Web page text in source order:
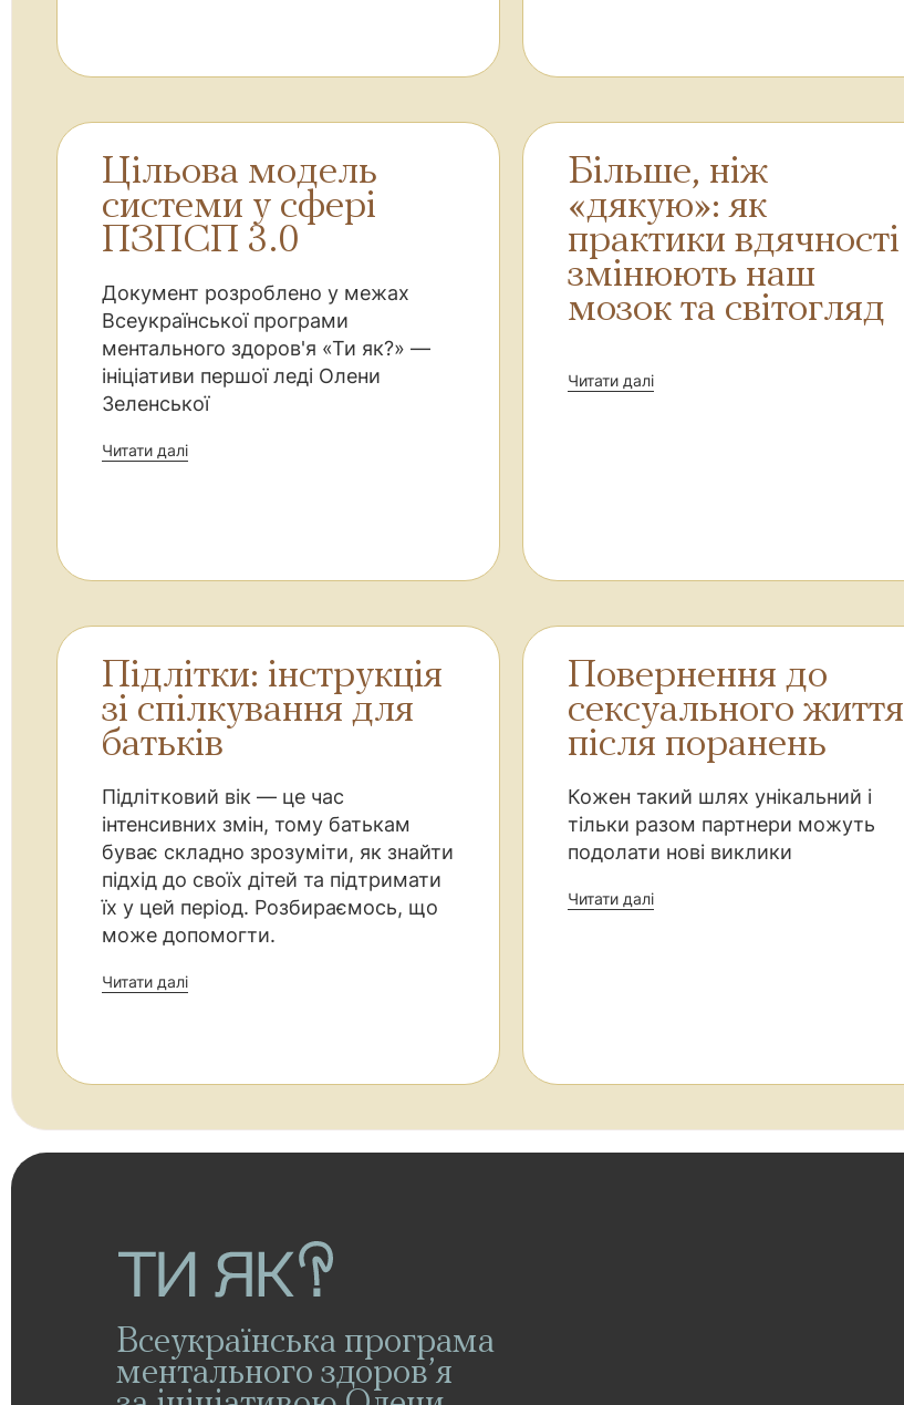
Цільова модель
системи у сфері
ПЗПСП 3.0
Документ розроблено у межах
Всеукраїнської програми
ментального здоров'я «Ти як?» —
ініціативи першої леді Олени
Зеленської
Читати далі
Більше, ніж
«дякую»: як
практики вдячності
змінюють наш
мозок та світогляд
Читати далі
Підлітки: інструкція
зі спілкування для
батьків
Підлітковий вік — це час
інтенсивних змін, тому батькам
буває складно зрозуміти, як знайти
підхід до своїх дітей та підтримати
їх у цей період. Розбираємось, що
може допомогти.
Читати далі
Повернення до
сексуального життя
після поранень
Кожен такий шлях унікальний і
тільки разом партнери можуть
подолати нові виклики
Читати далі
Всеукраїнська програма
ментального здоров’я